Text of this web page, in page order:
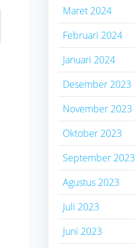
Maret 2024
Februari 2024
Januari 2024
Desember 2023
November 2023
Oktober 2023
September 2023
Agustus 2023
Juli 2023
Juni 2023